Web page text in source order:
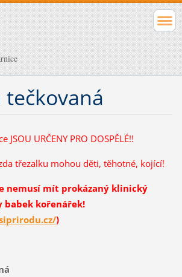
JSOU URČENY PRO DOSPĚLÉ!!
třezalku mohou děti, těhotné, kojící!
nemusí mít prokázaný klinický
babek kořenářek!
)